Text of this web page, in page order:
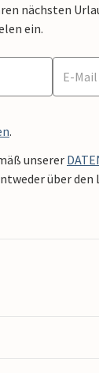
nächsten
ein.
.
unserer
über